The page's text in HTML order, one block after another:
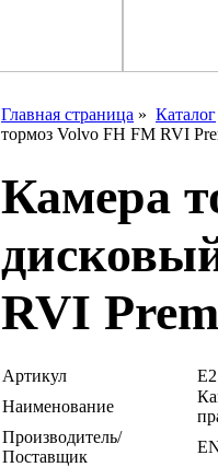
Главная страница » Каталог
тормоз Volvo FH FM RVI
Камера
RVI
Артикул
Наименование
Производитель/
Поставщик